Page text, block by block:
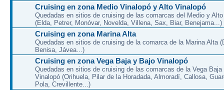
Cruising en zona Medio Vinalopó y Alto Vinalopó
Quedadas en sitios de cruising de las comarcas del Medio y
(Elda, Petrer, Monóvar, Novelda, Villena, Sax, Biar, Benejama...)
Cruising en zona Marina Alta
Quedadas en sitios de cruising de la comarca de la Marina Alta
Benisa, Jávea...)
Cruising en zona Vega Baja y Bajo Vinalopó
Quedadas en sitios de cruising de las comarcas de la Vega Baja
Vinalopó (Orihuela, Pilar de la Horadada, Almoradí, Callosa,
Pola, Crevillente...)